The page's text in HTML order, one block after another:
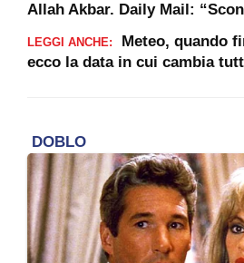
Allah Akbar. Daily Mail:
LEGGI ANCHE:
Meteo, quando
ecco la data in cui cambia